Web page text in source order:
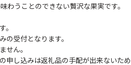
わうことのできない贅沢な果実です。
。
の受付となります。
せん。
申し込みは返礼品の手配が出来ないた